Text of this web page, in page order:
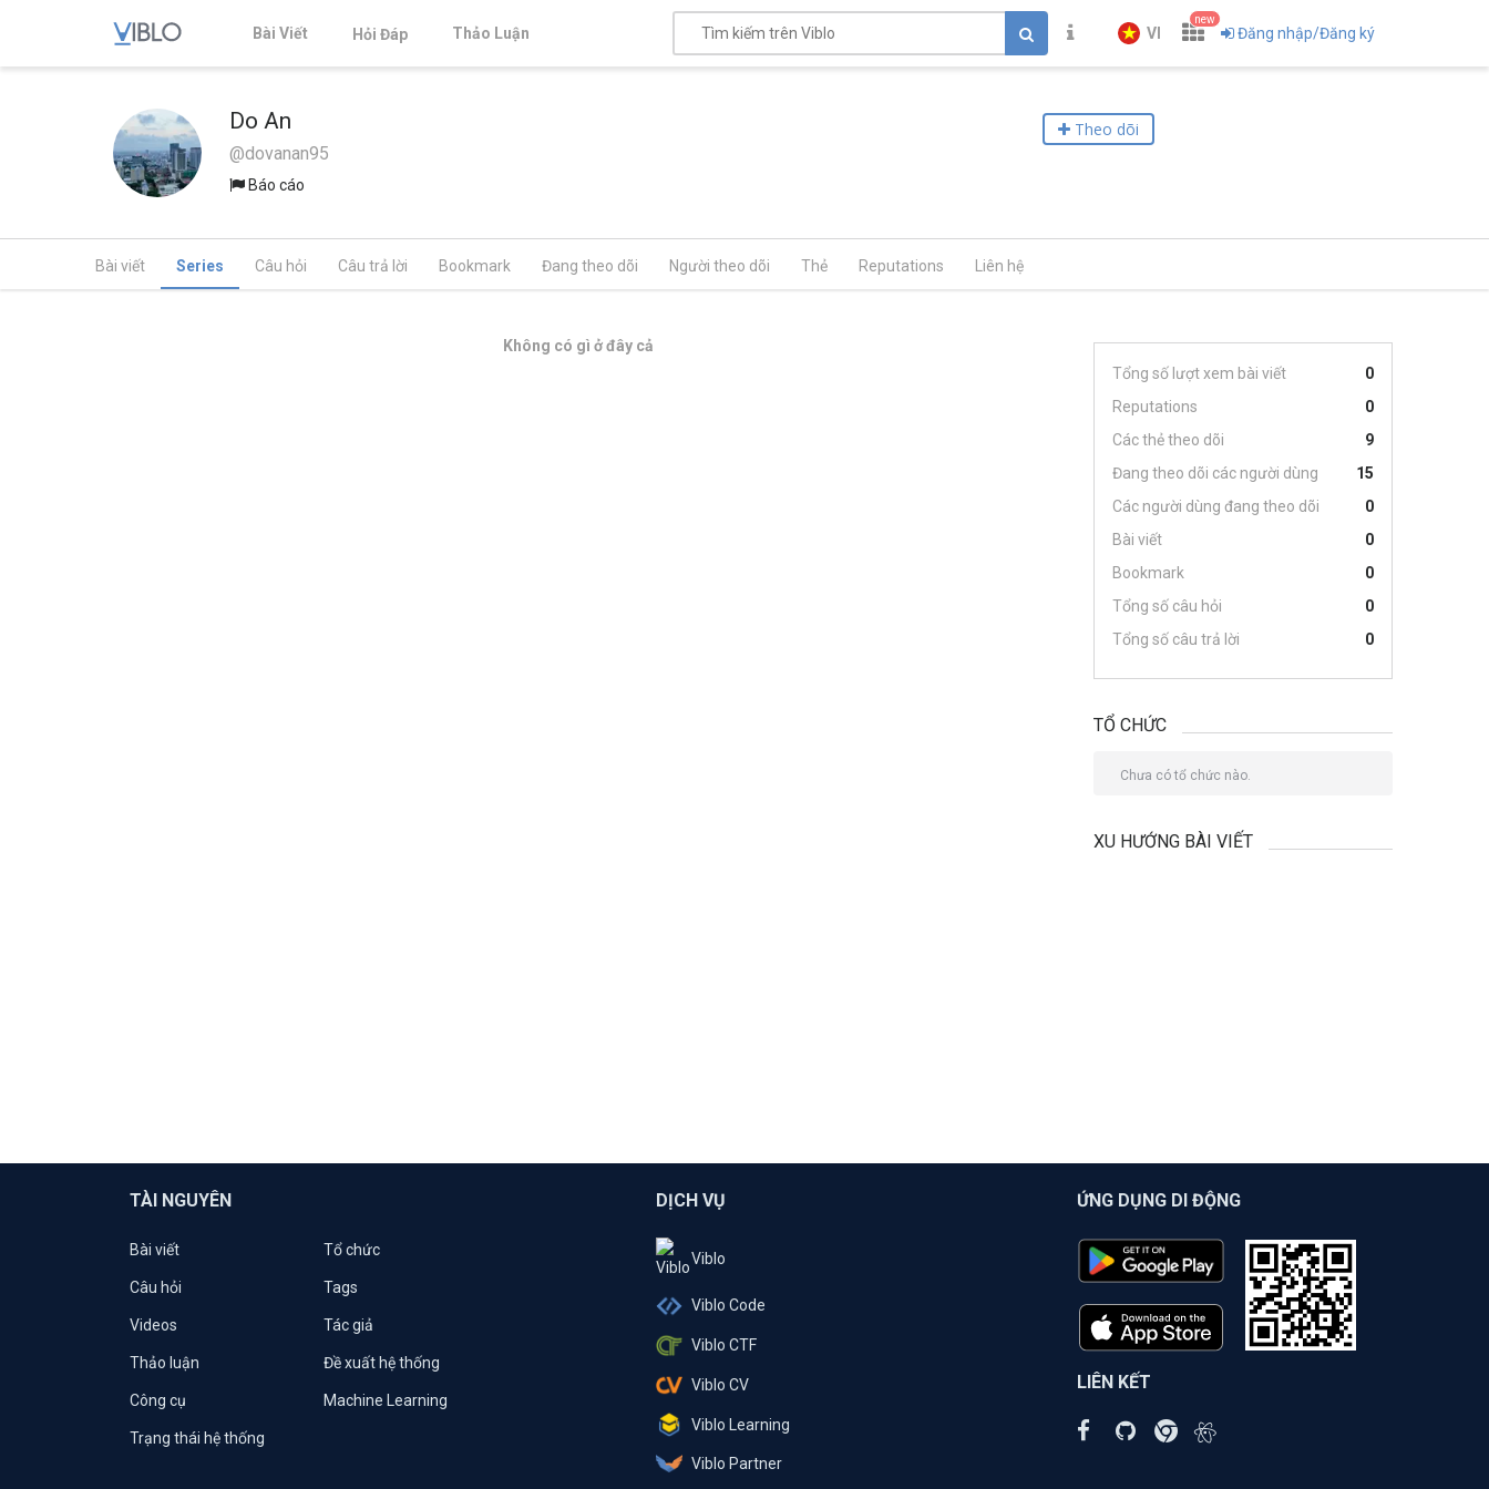
Bài Viết Hỏi Đáp Thảo Luận VI
new
Đăng nhập/Đăng ký
Do An
@dovanan95
Báo cáo
Theo dõi
Bài viết Series Câu hỏi Câu trả lời Bookmark Đang theo dõi Người theo dõi Thẻ Reputations Liên hệ
Không có gì ở đây cả
Tổng số lượt xem bài viết
0
Reputations
0
Các thẻ theo dõi
9
Đang theo dõi các người dùng
15
Các người dùng đang theo dõi
0
Bài viết
0
Bookmark
0
Tổng số câu hỏi
0
Tổng số câu trả lời
0
TỔ CHỨC
Chưa có tổ chức nào.
XU HƯỚNG BÀI VIẾT
TÀI NGUYÊN
Bài viết Tổ chức
Câu hỏi Tags
Videos Tác giả
Thảo luận Đề xuất hệ thống
Công cụ Machine Learning
Trạng thái hệ thống
DỊCH VỤ
Viblo
Viblo Code
Viblo CTF
Viblo CV
Viblo Learning
Viblo Partner
ỨNG DỤNG DI ĐỘNG
LIÊN KẾT